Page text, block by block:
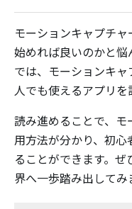
モーションキャプチ
始めれば良いのかと
では、モーションキ
人でも使えるアプリを
読み進めることで、モ
用方法が分かり、初
ることができます。
界へ一歩踏み出してみ